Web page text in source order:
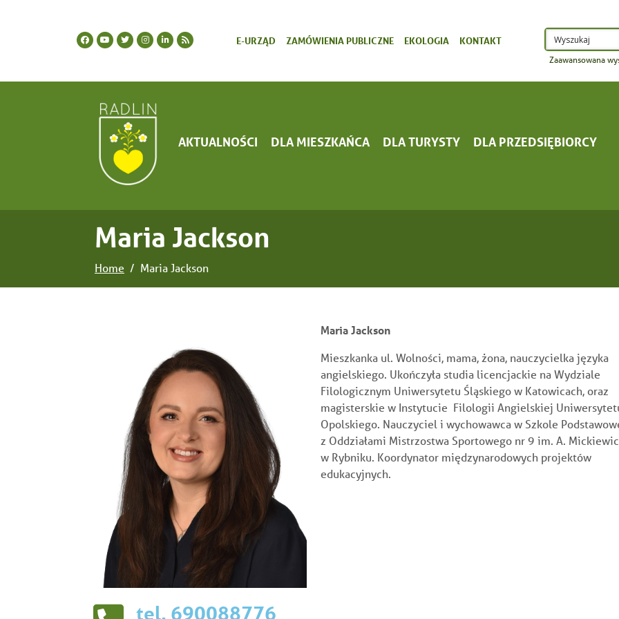
E-URZĄD ZAMÓWIENIA PUBLICZNE EKOLOGIA KONTAKT
Zaawansowana
AKTUALNOŚCI DLA MIESZKAŃCA DLA TURYSTY DLA PRZEDSIĘBIORCY
Maria Jackson
Home Maria Jackson
Maria Jackson
Mieszkanka ul. Wolności, mama, żona, nauczycielka języka
angielskiego. Ukończyła studia licencjackie na Wydziale
Filologicznym Uniwersytetu Śląskiego w Katowicach, oraz
magisterskie w Instytucie Filologii Angielskiej
Opolskiego. Nauczyciel i wychowawca w Szkole
z Oddziałami Mistrzostwa Sportowego nr 9 im. A.
w Rybniku. Koordynator międzynarodowych projektów
edukacyjnych.
tel. 690088776